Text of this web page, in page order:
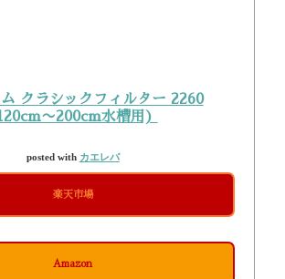
クラシックフィルター 2260
〜200cm水槽用)
posted with カエレバ
楽天市場
Amazon